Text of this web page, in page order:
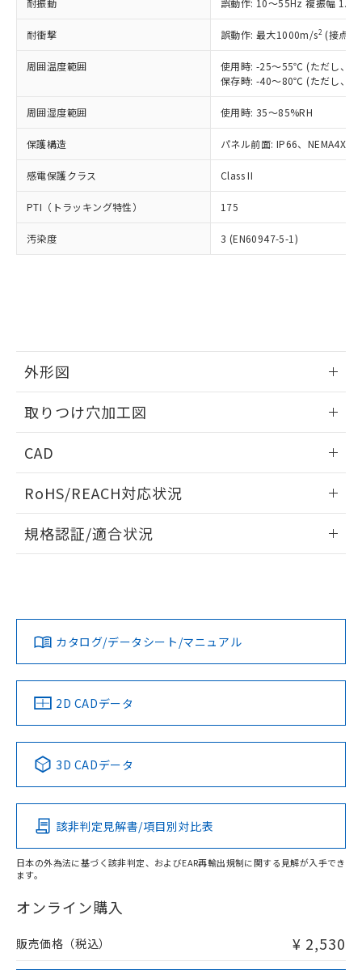
耐振動 誤動作: 10～55Hz 複振幅
耐衝撃 誤動作: 最大1000m/s2 (接点
周囲温度範囲
使用時: -25～55℃ (ただし、氷
保存時: -40～80℃ (ただし、氷
周囲湿度範囲 使用時: 35～85%RH
保護構造 パネル前面: IP66、NEMA4X,
感電保護クラス Class II
PTI（トラッキング特性） 175
汚染度 3 (EN60947-5-1)
外形図
取りつけ穴加工図
CAD
ドすることができます。
ログイン/会員登録
ダウンロードデータをご利用いただく前に、以下を必ずお読
みください。
ソフトウェアの使用条件
RoHS/REACH対応状況
EU RoHS 注意事項・凡例
対応済み
中国 RoHS 注意事項・凡例
Pb Hg Cd Cr(VI)
O
在庫等で未対応品が混在する可能性があります。
問い合わせください。
規格認証/適合状況
カタログ/データシート/マニュアル
2D CADデータ
3D CADデータ
該非判定見解書/項目別対比表
日本の外為法に基づく該非判定、およびEAR再輸出規制に関する見解が入手でき
ます。
オンライン購入
販売価格（税込） ¥ 2,530
正式な納期状況および標準価格はお客
様のお取引先、またはお客様担当のオ
ムロン制御機器販売店・当社販売員に
オムロン制御機器販売店や当社販売拠
販売ネットワーク
」をご確認
在庫状況および標準価格結果を当社の
事前の承諾なく第三者に漏洩または開
示しないようお願いします。
マイパーツ機能（部品リスト作成サー
ビス）をご利用いただくには、I-Web
メンバーズにご登録されている必要が
お客様が当ウェブサイト上で当社にご
指します。
但し、RoHS指令で産業用監視および制御機器に対する
適用除外項目は除く。
フタル酸エステル類の４物質については閾値を超える意
図的な使用がないことを確認しています。
部品在庫の切り替え状況などにより、予定
月が前後することがあります。
※3 非含有証明書ダウンロード
51物質の非含有証明書（当社基準）
※本証明書は発行日時点で非含有を証明す
るもので、過去に遡って非含有を証明する
ものではありません。
また、RoHS指令のフタル酸エステル類４
欄に対応日を記載しておりました。
既に当社にて対応品への在庫切替を完了
していることから、特段のことがない限
り、2022年1月12日より割愛しておりま
す。
DBP(フタル酸ジブチル) : 1000ppm、 DIBP(フタル酸ジ
イソブチル) : 1000ppm、 BBP(フタル酸ブチルベンジ
DEHP(フタル酸ビス(2-エチルヘキシル)) : 1000ppm
準値以下であることを示します。
「10」：通常の使用状況下において有害物
質が外部に漏えいし、環境に深刻な影響を
及ぼさない年数を意味します。
「－」：未確認です。当社販売部門へお問
全に破砕するなど、違法に輸出されな
いよう必要な手段を講じます。
当社は貴社製品を、核兵器、ミサイ
ル、化学兵器、生物兵器またはその他
武器並びにこれらの製造装置等に一切
当社は、貴社製品を第三者に販売する
場合は、上記1、2および3の内容を当
該第三者に通知します。また当社は、
販売先および販売に係わる関係者が違
法に輸出するおそれがある場合は、取
り引きをいたしません。
一定数には満たないが在庫あり
－
在庫なし(最新の在庫状況につ
いては、お客様のお取引先、ま
たはお客様担当のオムロン制御
機器販売店・当社販売員にご確
空
受注生産機種、また在庫状況の
情報を公開していない機種